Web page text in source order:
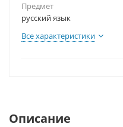
Предмет
русский язык
Все характеристики
Описание